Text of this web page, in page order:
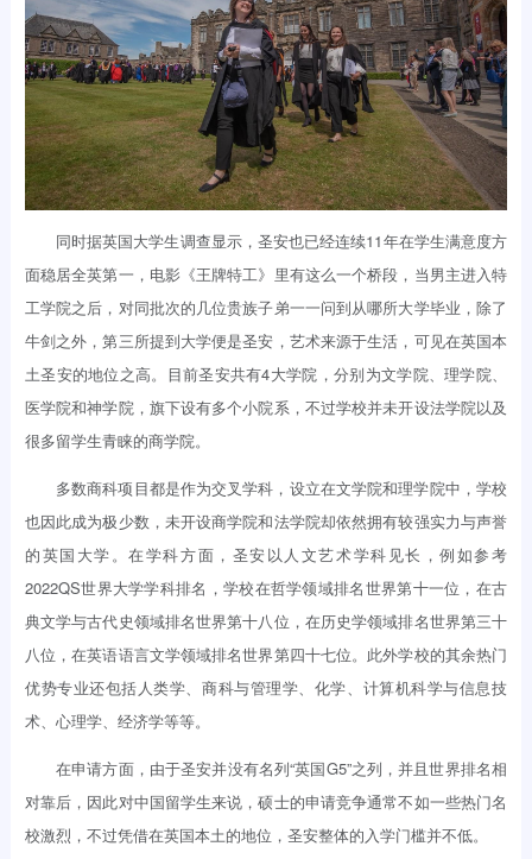
同时据英国大学生调查显示，圣安也已经连续11年在学生满意度方
面稳居全英第一，电影《王牌特工》里有这么一个桥段，当男主进入特
工学院之后，对同批次的几位贵族子弟一一问到从哪所大学毕业，除了
牛剑之外，第三所提到大学便是圣安，艺术来源于生活，可见在英国本
土圣安的地位之高。目前圣安共有4大学院，分别为文学院、理学院、
医学院和神学院，旗下设有多个小院系，不过学校并未开设法学院以及
很多留学生青睐的商学院。
多数商科项目都是作为交叉学科，设立在文学院和理学院中，学校
也因此成为极少数，未开设商学院和法学院却依然拥有较强实力与声誉
的英国大学。在学科方面，圣安以人文艺术学科见长，例如参考
2022QS世界大学学科排名，学校在哲学领域排名世界第十一位，在古
典文学与古代史领域排名世界第十八位，在历史学领域排名世界第三十
八位，在英语语言文学领域排名世界第四十七位。此外学校的其余热门
优势专业还包括人类学、商科与管理学、化学、计算机科学与信息技
术、心理学、经济学等等。
在申请方面，由于圣安并没有名列“英国G5”之列，并且世界排名相
对靠后，因此对中国留学生来说，硕士的申请竞争通常不如一些热门名
校激烈，不过凭借在英国本土的地位，圣安整体的入学门槛并不低。